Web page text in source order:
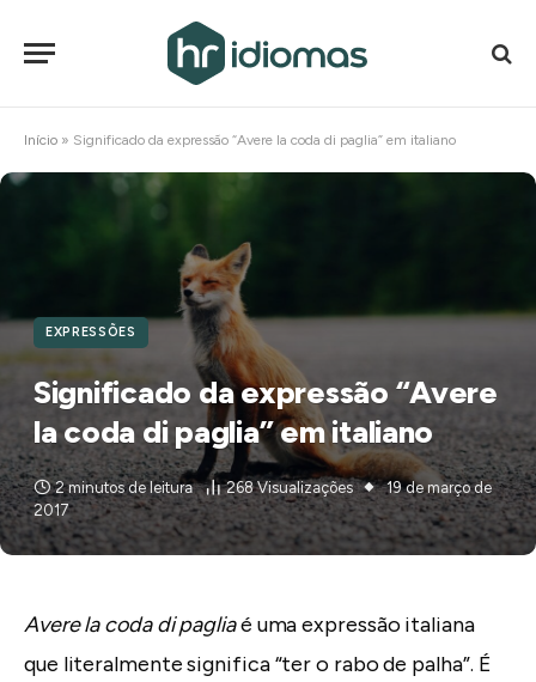
Início » Significado da expressão “Avere la coda di paglia” em italiano
EXPRESSÕES
Significado da expressão “Avere
la coda di paglia” em italiano
2 minutos de leitura 268Visualizações
19 de março de
2017
Avere la coda di pagliaé uma expressão italiana
que literalmente significa “ter o rabo de palha”. É